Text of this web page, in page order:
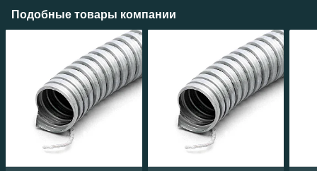
Подобные товары компании